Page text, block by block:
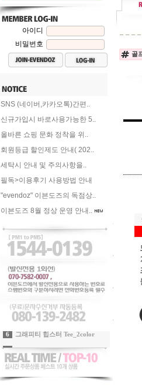
아이디
비밀번호
SNS (네이버,카카오톡)간편..
신규가입시 바로사용가능한 5..
올바른 쇼핑 문화 정착을 위..
회원등급 할인제도 안내( 202..
세탁시 안내 및 주의사항을..
필독>이용후기 사용방법 안내
"evendoz" 이븐도즈의 독점상..
이븐도즈 8월 정상 운영 안내..
(new)Evendoz 시그니쳐 자수캡_핑크/메탈
9 에어리 쉬폰 티어드 롱 스커트_화이트
골